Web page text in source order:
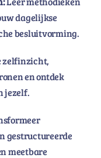
dagelijkse
besluitvorming.
zelfinzicht,
en ontdek
jezelf.
gestructureerde
meetbare